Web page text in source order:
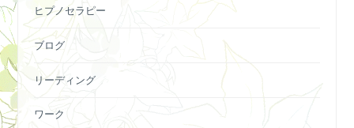
ヒプノセラピー
ブログ
リーディング
ワーク